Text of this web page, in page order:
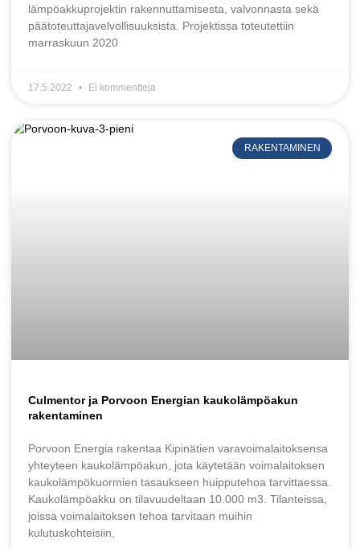
lämpöakkuprojektin rakennuttamisesta, valvonnasta sekä
päätoteuttajavelvollisuuksista. Projektissa toteutettiin
marraskuun 2020
17.5.2022 Ei kommentteja
RAKENTAMINEN
Culmentor ja Porvoon Energian kaukolämpöakun
rakentaminen
Porvoon Energia rakentaa Kipinätien varavoimalaitoksensa
yhteyteen kaukolämpöakun, jota käytetään voimalaitoksen
kaukolämpökuormien tasaukseen huipputehoa tarvittaessa.
Kaukolämpöakku on tilavuudeltaan 10.000 m3. Tilanteissa,
joissa voimalaitoksen tehoa tarvitaan muihin
kulutuskohteisiin,